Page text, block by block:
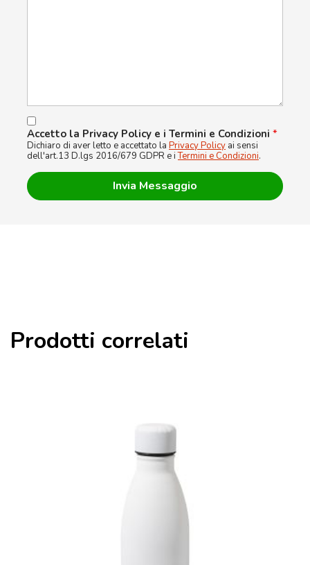
Accetto la Privacy Policy e i Termini e Condizioni *
Dichiaro di aver letto e accettato la Privacy Policy ai sensi
dell'art.13 D.lgs 2016/679 GDPR e iTermini e Condizioni.
Prodotti correlati